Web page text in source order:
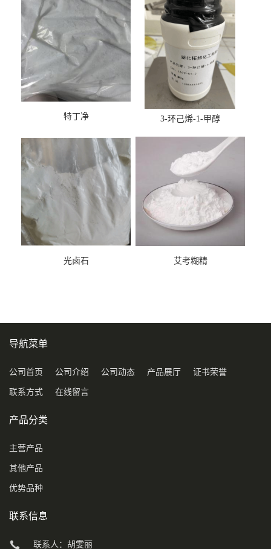
特丁净 3-环己烯-1-甲醇
光卤石 艾考糊精
导航菜单
公司首页 公司介绍 公司动态 产品展厅 证书荣誉
联系方式 在线留言
产品分类
主营产品
其他产品
优势品种
联系信息
联系人：胡雯丽